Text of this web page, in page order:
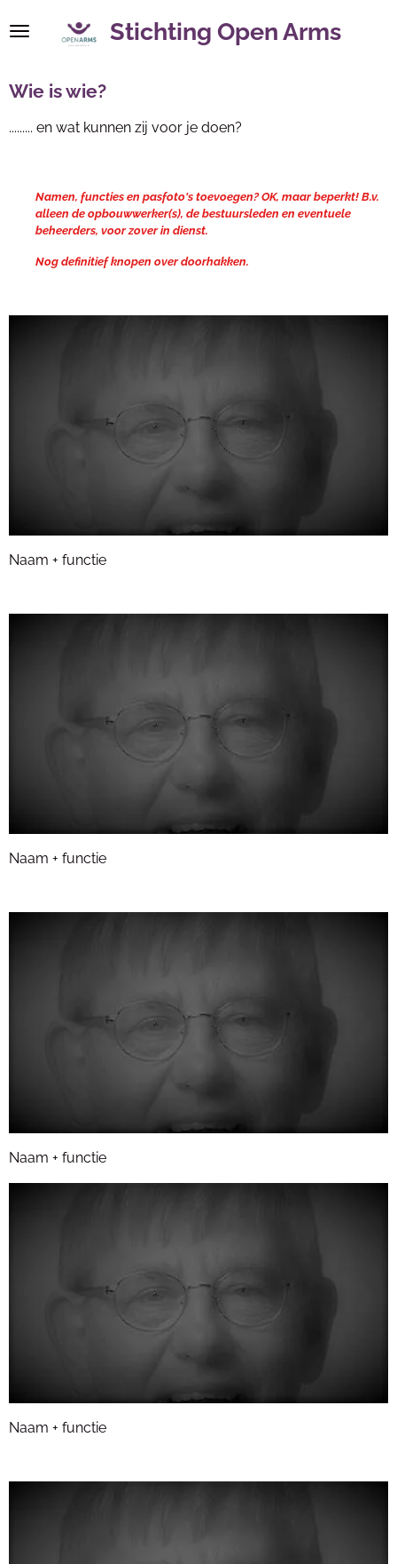
direct
de
Stichting Open Arms
Wie is wie?
......... en wat kunnen zij voor je doen?
Namen, functies en pasfoto's toevoegen? OK, maar beperkt! B.v.
alleen de opbouwwerker(s), de bestuursleden en eventuele
beheerders, voor zover in dienst.
Nog definitief knopen over doorhakken.
Naam + functie
Naam + functie
Naam + functie
Naam + functie